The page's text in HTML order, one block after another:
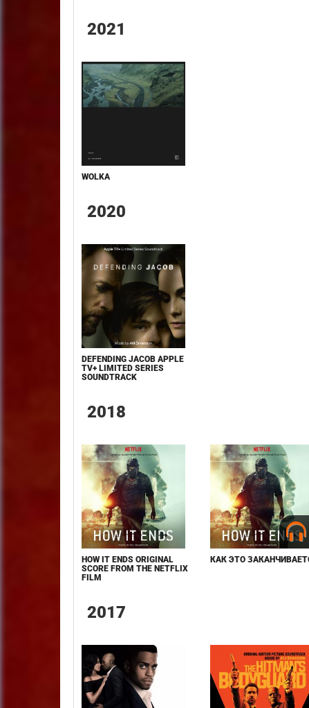
2021
WOLKA
2020
DEFENDING JACOB APPLE
TV+ LIMITED SERIES
SOUNDTRACK
2018
HOW IT ENDS ORIGINAL
SCORE FROM THE NETFLIX
FILM
КАК ЭТО
2017